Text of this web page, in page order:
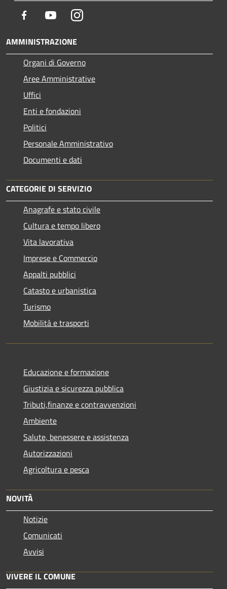
Facebook YoutubeInstagram
AMMINISTRAZIONE
Organi di Governo
Aree Amministrative
Uffici
Enti e fondazioni
Politici
Personale Amministrativo
Documenti e dati
CATEGORIE DI SERVIZIO
Anagrafe e stato civile
Cultura e tempo libero
Vita lavorativa
Imprese e Commercio
Appalti pubblici
Catasto e urbanistica
Turismo
Mobilità e trasporti
Educazione e formazione
Giustizia e sicurezza pubblica
Tributi,finanze e contravvenzioni
Ambiente
Salute, benessere e assistenza
Autorizzazioni
Agricoltura e pesca
NOVITÀ
Notizie
Comunicati
Avvisi
VIVERE IL COMUNE